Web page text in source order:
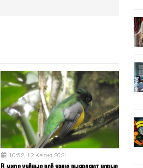
10:52, 12 Квітня 2021